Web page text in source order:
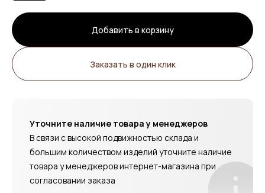
Добавить в корзину
Заказать в один клик
Уточните наличие товара у менеджеров
В связи с высокой подвижностью склада и
большим количеством изделий уточните наличие
товара у менеджеров интернет-магазина при
согласовании заказа